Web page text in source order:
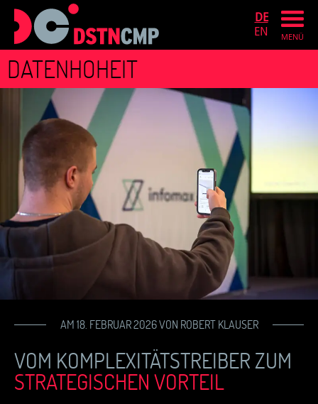
DE
EN
MENÜ
DATENHOHEIT
AM 18. FEBRUAR 2026 VON ROBERT KLAUSER
VOM KOMPLEXITÄTSTREIBER ZUM
STRATEGISCHEN VORTEIL